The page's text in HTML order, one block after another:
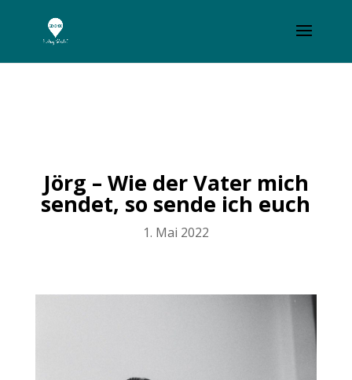
Jörg – Wie der Vater mich
sendet, so sende ich euch
1. Mai 2022